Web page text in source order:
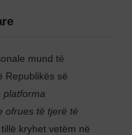
mund të
Republikës së
platforma
ofrues të tjerë të
kryhet vetëm në